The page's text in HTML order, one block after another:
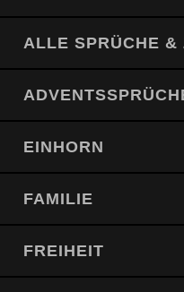
ALLE SPRÜCHE &
EINHORN
FAMILIE
FREIHEIT